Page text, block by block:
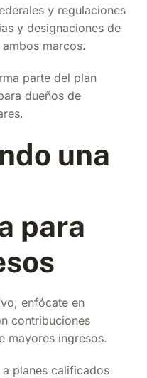
y regulaciones
y designaciones de
marcos.
parte del plan
dueños de
una
para
enfócate en
contribuciones
mayores ingresos.
planes calificados